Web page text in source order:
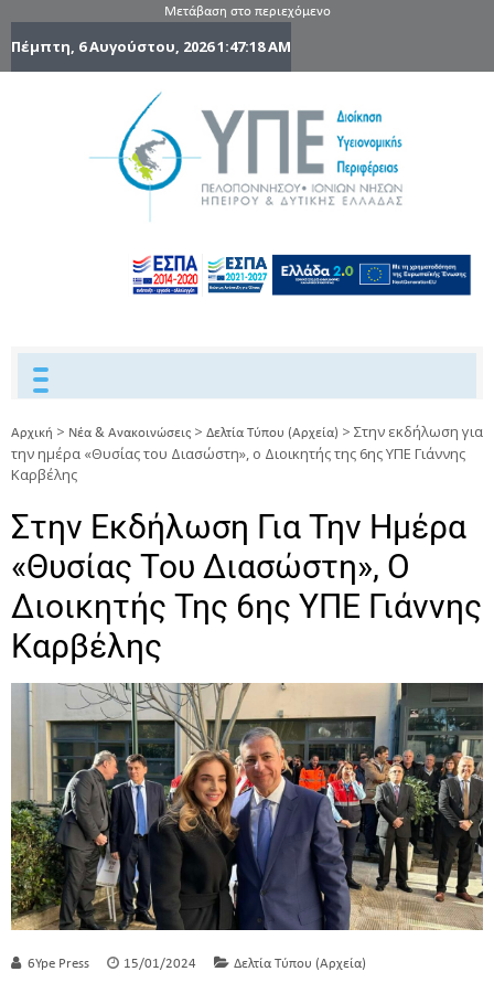
Μετάβαση στο περιεχόμενο
Πέμπτη, 6 Αυγούστου, 20261:47:18 AM
Ηπείρου
Δυτικής
Ελλάδας
Αρχική > Νέα & Ανακοινώσεις > Δελτία Τύπου (Αρχεία) > Στην εκδήλωση για
την ημέρα «Θυσίας του Διασώστη», ο Διοικητής της 6ης ΥΠΕ Γιάννης
Καρβέλης
Στην Εκδήλωση Για Την Ημέρα
«Θυσίας Του Διασώστη», Ο
Διοικητής Της 6ης ΥΠΕ Γιάννης
Καρβέλης
6Ype Press 15/01/2024 Δελτία Τύπου (Αρχεία)